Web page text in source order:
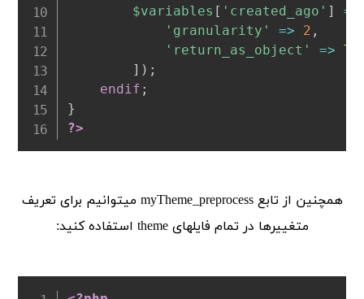
$variables [ 'created_ago' ] =
'granularity'
=> 2 ,
'return_as_object'
=>
] ) ;
endif ;
}
?>
همچنین از تابع myTheme_preprocess میتوانیم برای تعریف
متغییرها در تمام فایلهای theme استفاده کنید: